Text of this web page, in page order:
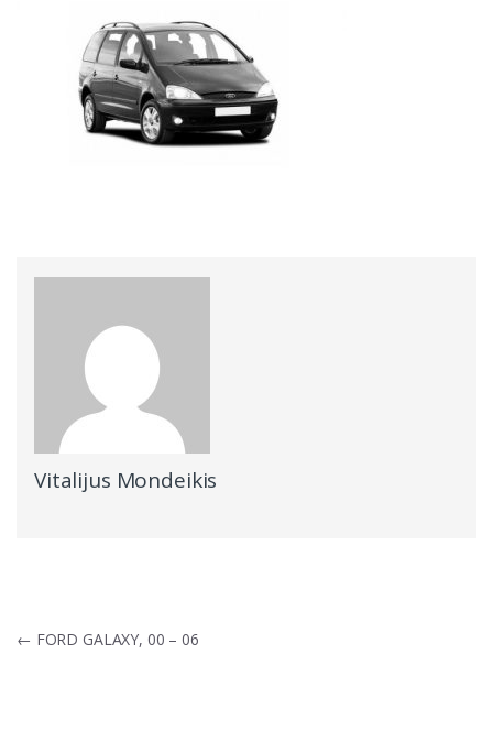
Vitalijus Mondeikis
Navigacija
← FORD GALAXY, 00 – 06